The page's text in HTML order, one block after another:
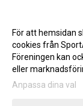
För att hemsidan
cookies från
Föreningen kan
eller
Anpassa dina val